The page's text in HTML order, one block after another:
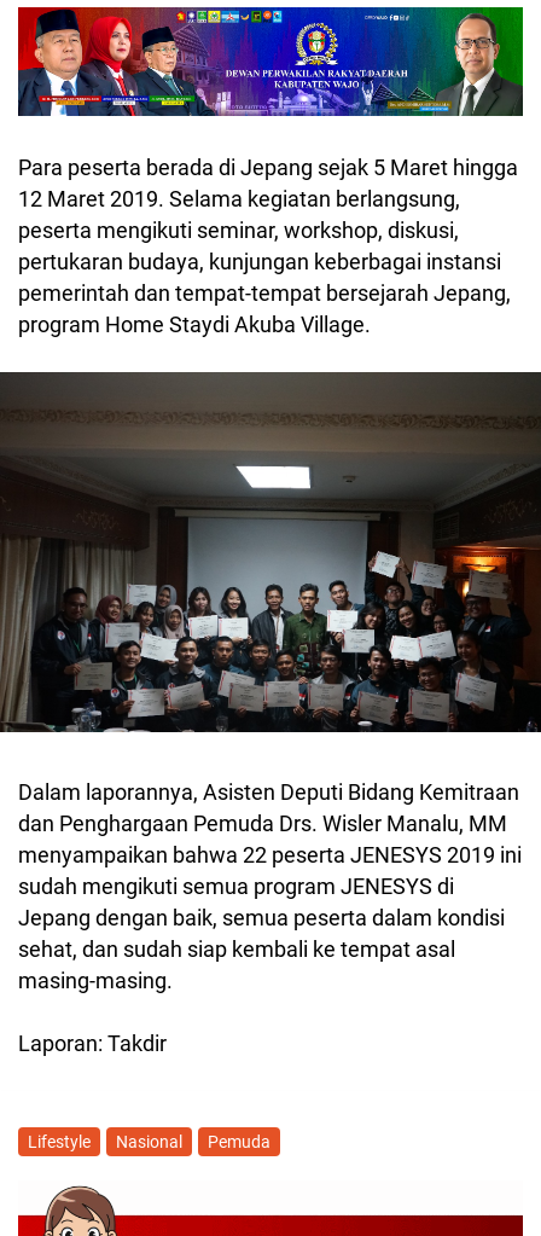
Para peserta berada di Jepang sejak 5 Maret hingga
12 Maret 2019. Selama kegiatan berlangsung,
peserta mengikuti seminar, workshop, diskusi,
pertukaran budaya, kunjungan keberbagai instansi
pemerintah dan tempat-tempat bersejarah Jepang,
program Home Staydi Akuba Village.
Dalam laporannya, Asisten Deputi Bidang Kemitraan
dan Penghargaan Pemuda Drs. Wisler Manalu, MM
menyampaikan bahwa 22 peserta JENESYS 2019 ini
sudah mengikuti semua program JENESYS di
Jepang dengan baik, semua peserta dalam kondisi
sehat, dan sudah siap kembali ke tempat asal
masing-masing.
Laporan: Takdir
Lifestyle Nasional Pemuda